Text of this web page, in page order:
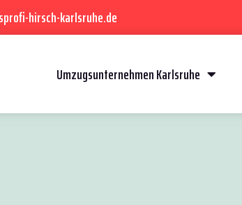
hirsch-karlsruhe.de
Umzugsunternehmen Karlsruhe